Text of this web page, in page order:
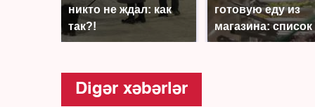
никто не ждал: как
так?!
готовую еду из
магазина: список
Digər xəbərlər